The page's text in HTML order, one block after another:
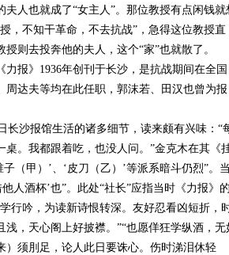
人也就成了“女主人”。那位教授有点闲钱就
，不知干革命，不去抗战”，急得这位教授直
则去投奔他的夫人，这个“家”也就散了。
报》1936年创刊于长沙，是抗战期间在全国
达夫等均在此任职，郭沫若、田汉也曾为报
沙报馆生活的诸多细节，读来颇有兴味：“
。我都跟着吃，也没人问。”金克木在其《
（甲）’、‘皮刀（乙）’等派系暗斗仍烈”。当
人酒杯’也”。此处“社长”应指当时《力报》的
行吟，为读新诗恨转深。友好忍看凶短折，
，天心阁上好披襟。”“也愿佯狂学纵酒，无
须刖足，论人此日要诛心。伤时涕泪休轻